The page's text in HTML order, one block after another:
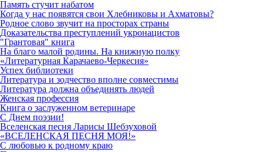
Память стучит набатом
Когда у нас появятся свои Хлебниковы и Ахматовы?
Родное слово звучит на просторах страны
Доказательства преступлений укронацистов
"Грантовая" книга
На благо малой родины. На книжную полку
«Литературная Карачаево-Черкесия»
Успех библиотеки
Литература и зодчество вполне совместимы
Литература должна объединять людей
Женская профессия
Книга о заслуженном ветеринаре
С Днем поэзии!
Вселенская песня Ларисы Шебзуховой
«ВСЕЛЕНСКАЯ ПЕСНЯ МОЯ!»
С любовью к родному краю